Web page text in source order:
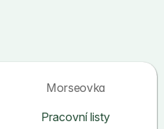
Morseovka
Pracovní listy